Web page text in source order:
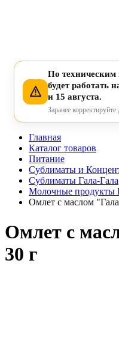
По техническим
будет работать
и 15 августа.
Заранее
Главная
Каталог товаров
Питание
Сублиматы и
Сублиматы Гала-Гала
Молочные продукты
Омлет с маслом
Омлет с
30 г